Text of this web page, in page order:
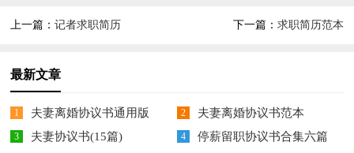
上一篇：记者求职简历 下一篇： 求职简历范本
最新文章
1 夫妻离婚协议书通用版 2 夫妻离婚协议书范本
3 夫妻协议书(15篇) 4 停薪留职协议书合集六篇